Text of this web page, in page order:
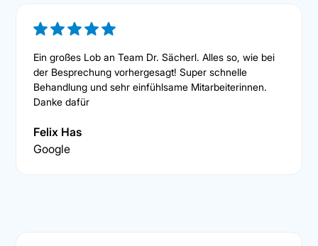
Ein großes Lob an Team Dr. Sächerl. Alles so, wie bei
der Besprechung vorhergesagt! Super schnelle
Behandlung und sehr einfühlsame Mitarbeiterinnen.
Danke dafür
Felix Has
Google